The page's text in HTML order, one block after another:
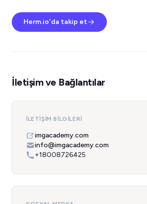
Herm.io'da takip et
İletişim ve Bağlantılar
İLETIŞIM BILGILERI
imgacademy.com
info@imgacademy.com
+18008726425